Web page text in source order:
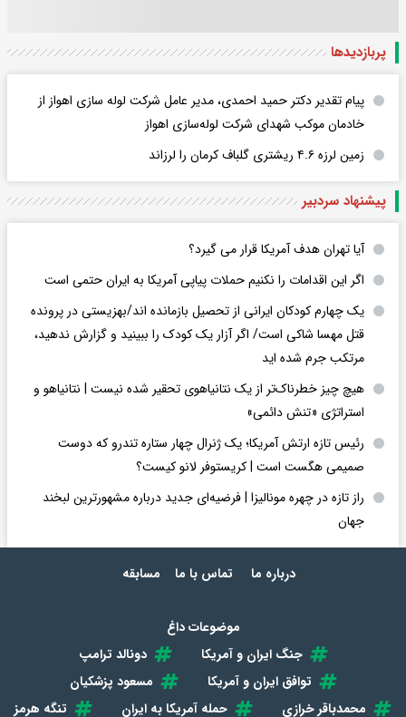
پربازدید‌ها
پیام تقدیر دکتر حمید احمدی، مدیر عامل شرکت لوله سازی اهواز از
خادمان موکب شهدای شرکت لوله‌سازی اهواز
زمین لرزه ۴.۶ ریشتری گلباف کرمان را لرزاند
پیشنهاد سردبیر
آیا تهران هدف آمریکا قرار می گیرد؟
اگر این اقدامات را نکنیم حملات پیاپی آمریکا به ایران حتمی است
یک چهارم کودکان ایرانی از تحصیل بازمانده اند/بهزیستی در پرونده
قتل مهسا شاکی است/ اگر آزار یک کودک را ببینید و گزارش ندهید،
مرتکب جرم شده اید
هیچ چیز خطرناک‌تر از یک نتانیاهوی تحقیر شده نیست | نتانیاهو و
استراتژی «تنش دائمی»
رئیس تازه ارتش آمریکا؛ یک ژنرال چهار ستاره تندرو که دوست
صمیمی هگست است | کریستوفر لانو کیست؟
راز تازه در چهره مونالیزا | فرضیه‌ای جدید درباره مشهورترین لبخند
جهان
درباره ما تماس با ما مسابقه
موضوعات داغ
جنگ ایران و آمریکا
دونالد ترامپ
توافق ایران و آمریکا
مسعود پزشکیان
محمدباقر خرازی
حمله آمریکا به ایران تنگه هرمز